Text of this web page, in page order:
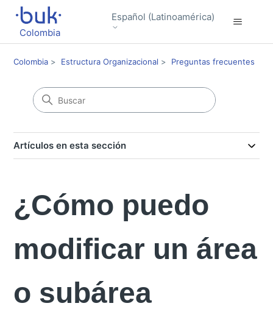
Colombia
Español (Latinoamérica)
Colombia Estructura Organizacional Preguntas frecuentes
Artículos en esta sección
¿Cómo puedo
modificar un área
o subárea